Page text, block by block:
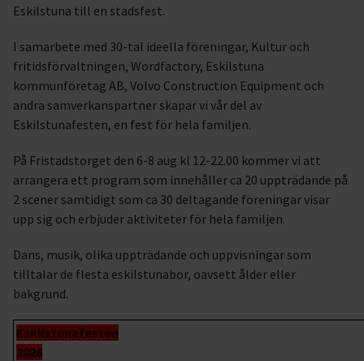
Eskilstuna till en stadsfest.
I samarbete med 30-tal ideella föreningar, Kultur och
fritidsförvaltningen, Wordfactory, Eskilstuna
kommunföretag AB, Volvo Construction Equipment och
andra samverkanspartner skapar vi vår del av
Eskilstunafesten, en fest för hela familjen.
På Fristadstorget den 6-8 aug kl 12-22.00 kommer vi att
arrangera ett program som innehåller ca 20 uppträdande på
2 scener samtidigt som ca 30 deltagande föreningar visar
upp sig och erbjuder aktiviteter för hela familjen.
Dans, musik, olika uppträdande och uppvisningar som
tilltalar de flesta eskilstunabor, oavsett ålder eller
bakgrund.
Eskilstunafesten
2026